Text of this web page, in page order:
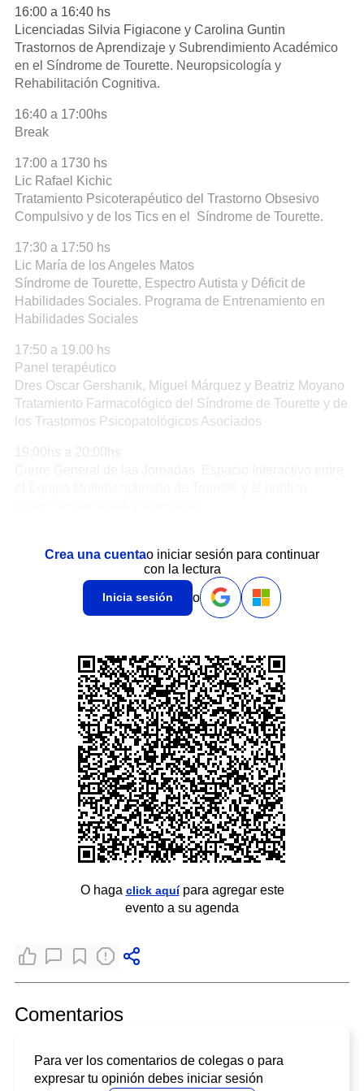
16:00 a 16:40 hs
Licenciadas Silvia Figiacone y Carolina Guntin
Trastornos de Aprendizaje y Subrendimiento Académico
en el Síndrome de Tourette. Neuropsicología y
Rehabilitación Cognitiva.
16:40 a 17:00hs
Break
17:00 a 1730 hs
Lic Rafael Kichic
Tratamiento Psicoterapéutico del Trastorno Obsesivo
Compulsivo y de los Tics en el Síndrome de Tourette.
17:30 a 17:50 hs
Lic María de los Angeles Matos
Síndrome de Tourette, Espectro Autista y Déficit de
Habilidades Sociales. Programa de Entrenamiento en
Habilidades Sociales
17:50 a 19.00 hs
Panel terapéutico
Dres Oscar Gershanik, Miguel Márquez y Beatriz Moyano
Tratamiento Farmacológico del Síndrome de Tourette y de
los Trastornos Psicopatológicos Asociados
19:00hs a 20:00hs
Crea una cuentao iniciar sesión para continuar
con la lectura
Inicia sesión o
O haga click aquípara agregar este
evento a su agenda
Comentarios
Para ver los comentarios de colegas o para
expresar tu opinión debes iniciar sesión